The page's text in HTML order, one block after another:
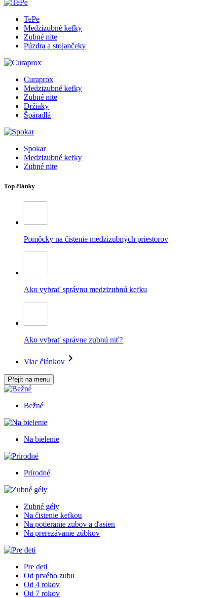
TePe
Medzizubné kefky
Zubné nite
Púzdra a stojančeky
Curaprox
Medzizubné kefky
Zubné nite
Držiaky
Špáradlá
Spokar
Medzizubné kefky
Zubné nite
Top články
Pomôcky na čistenie medzizubných priestorov
Ako vybrať správnu medzizubnú kefku
Ako vybrať správne zubnú niť?
Viac článkov
Přejít na menu
Bežné
Na bielenie
Prírodné
Zubné gély
Na čistenie kefkou
Na potieranie zubov a ďasien
Na prerezávanie zúbkov
Pre deti
Od prvého zubu
Od 4 rokov
Od 7 rokov